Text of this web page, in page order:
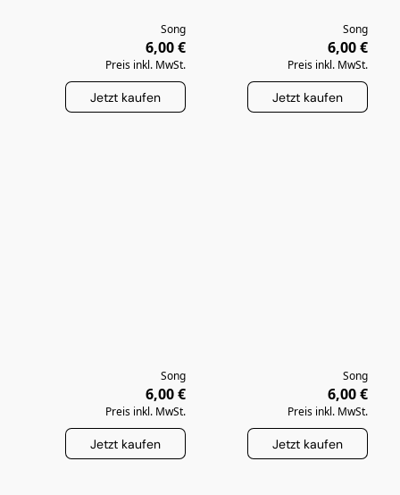
Song
6,00 €
Preis inkl. MwSt.
Jetzt kaufen
Song
6,00 €
Preis inkl. MwSt.
Jetzt kaufen
Song
6,00 €
Preis inkl. MwSt.
Jetzt kaufen
Song
6,00 €
Preis inkl. MwSt.
Jetzt kaufen